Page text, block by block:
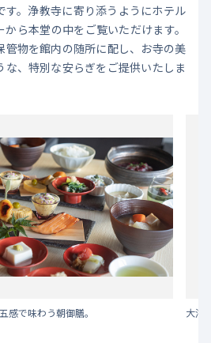
す。浄教寺に寄り添うようにホテル
ら本堂の中をご覧いただけます。
管物を館内の随所に配し、お寺の美
、特別な安らぎをご提供いたしま
感で味わう朝御膳。 大浴